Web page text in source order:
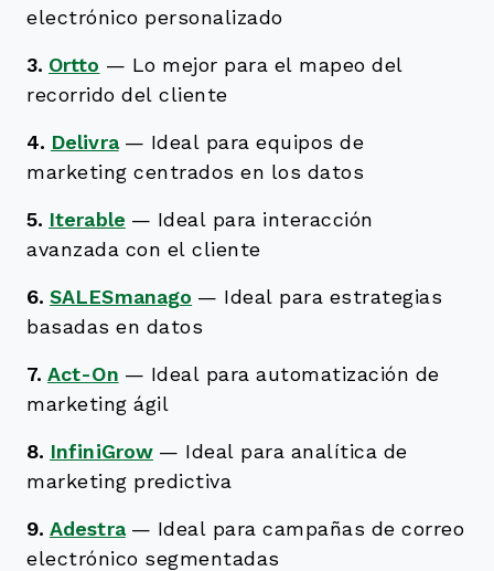
electrónico personalizado
3. Ortto — Lo mejor para el mapeo del
recorrido del cliente
4. Delivra — Ideal para equipos de
marketing centrados en los datos
5. Iterable — Ideal para interacción
avanzada con el cliente
6. SALESmanago — Ideal para estrategias
basadas en datos
7. Act-On — Ideal para automatización de
marketing ágil
8. InfiniGrow — Ideal para analítica de
marketing predictiva
9. Adestra — Ideal para campañas de correo
electrónico segmentadas